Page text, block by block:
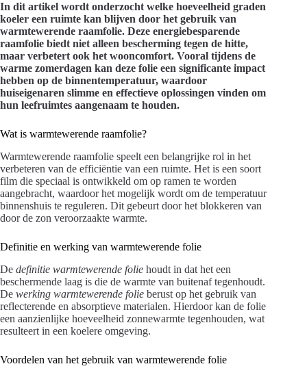
In dit artikel wordt onderzocht welke hoeveelheid graden
koeler een ruimte kan blijven door het gebruik van
warmtewerende raamfolie. Deze energiebesparende
raamfolie biedt niet alleen bescherming tegen de hitte,
maar verbetert ook het wooncomfort. Vooral tijdens de
warme zomerdagen kan deze folie een significante impact
hebben op de binnentemperatuur, waardoor
huiseigenaren slimme en effectieve oplossingen vinden om
hun leefruimtes aangenaam te houden.
Wat is warmtewerende raamfolie?
Warmtewerende raamfolie speelt een belangrijke rol in het
verbeteren van de efficiëntie van een ruimte. Het is een soort
film die speciaal is ontwikkeld om op ramen te worden
aangebracht, waardoor het mogelijk wordt om de temperatuur
binnenshuis te reguleren. Dit gebeurt door het blokkeren van
door de zon veroorzaakte warmte.
Definitie en werking van warmtewerende folie
De definitie warmtewerende folie houdt in dat het een
beschermende laag is die de warmte van buitenaf tegenhoudt.
De werking warmtewerende folie berust op het gebruik van
reflecterende en absorptieve materialen. Hierdoor kan de folie
een aanzienlijke hoeveelheid zonnewarmte tegenhouden, wat
resulteert in een koelere omgeving.
Voordelen van het gebruik van warmtewerende folie